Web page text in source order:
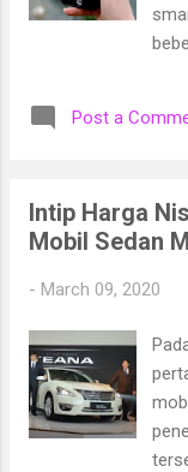
saja
Post a
Intip Harga
Mobil Sedan
- March 09, 2020